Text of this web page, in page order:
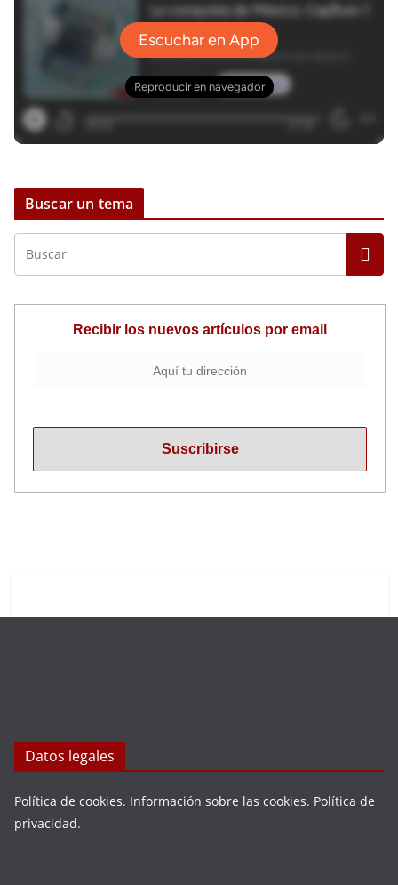
Buscar un tema
Recibir los nuevos artículos por email
Datos legales
Política de cookies. Información sobre las cookies. Política de
privacidad.